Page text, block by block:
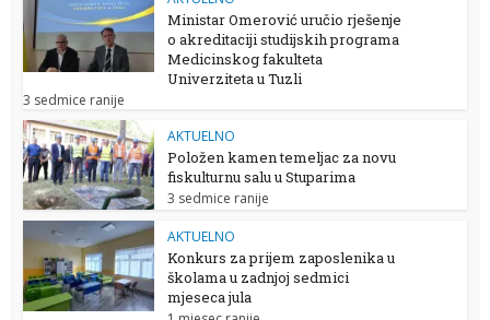
Ministar Omerović uručio rješenje
o akreditaciji studijskih programa
Medicinskog fakulteta
Univerziteta u Tuzli
3 sedmice ranije
AKTUELNO
Položen kamen temeljac za novu
fiskulturnu salu u Stuparima
3 sedmice ranije
AKTUELNO
Konkurs za prijem zaposlenika u
školama u zadnjoj sedmici
mjeseca jula